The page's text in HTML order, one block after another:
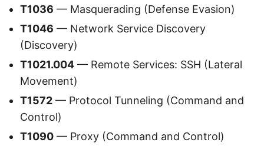
T1036 — Masquerading (Defense Evasion)
T1046 — Network Service Discovery
(Discovery)
T1021.004 — Remote Services: SSH (Lateral
Movement)
T1572 — Protocol Tunneling (Command and
Control)
T1090 — Proxy (Command and Control)